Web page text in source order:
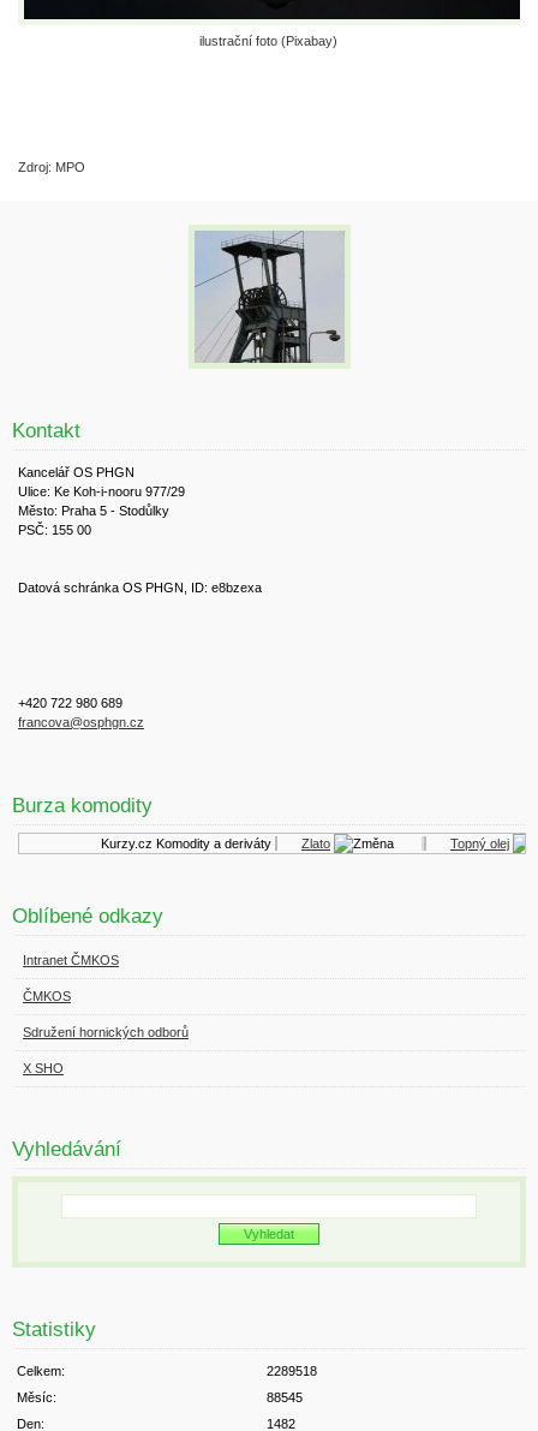
ilustrační foto (Pixabay)
Zdroj: MPO
Kontakt
Kancelář OS PHGN
Ulice: Ke Koh-i-nooru 977/29
Město: Praha 5 - Stodůlky
PSČ: 155 00
Datová schránka OS PHGN, ID: e8bzexa
+420 722 980 689
francova@osphgn.cz
Burza komodity
Kurzy.cz Komodity a deriváty Zlato Topný olej
Oblíbené odkazy
Intranet ČMKOS
ČMKOS
Sdružení hornických odborů
X SHO
Vyhledávání
Statistiky
Celkem:
2289518
Měsíc:
88545
Den:
1482